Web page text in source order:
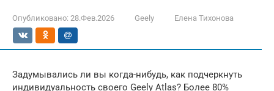
Опубликовано: 28.Фев.2026 Geely Елена Тихонова
Задумывались ли вы когда-нибудь, как подчеркнуть
индивидуальность своего Geely Atlas? Более 80%